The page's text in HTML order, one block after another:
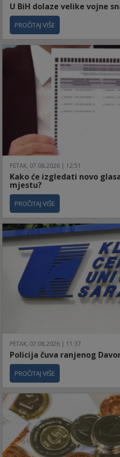
U BiH dolaze velike vojne
PROČITAJ VIŠE
PETAK, 07.08.2026 | 12:51
Kako će izgledati novo
mjestu?
PROČITAJ VIŠE
PETAK, 07.08.2026 | 11:37
Policija čuva ranjenog
PROČITAJ VIŠE